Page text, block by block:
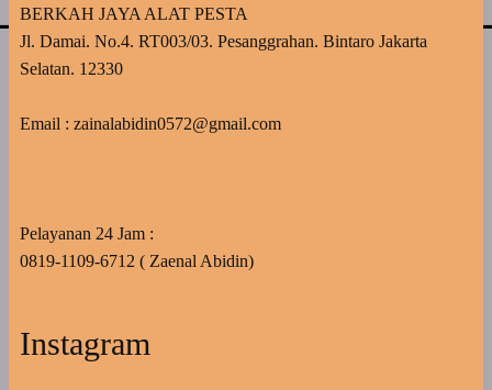
BERKAH JAYA ALAT PESTA
Jl. Damai. No.4. RT003/03. Pesanggrahan. Bintaro Jakarta
Selatan. 12330
Email : zainalabidin0572@gmail.com
Pelayanan 24 Jam :
0819-1109-6712 ( Zaenal Abidin)
Instagram